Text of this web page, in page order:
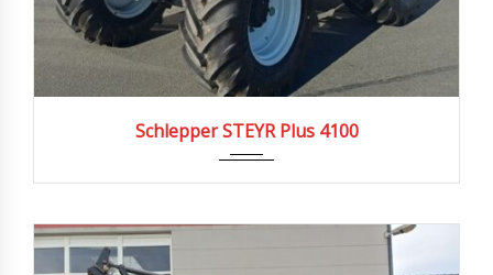
Schlepper STEYR Plus 4100